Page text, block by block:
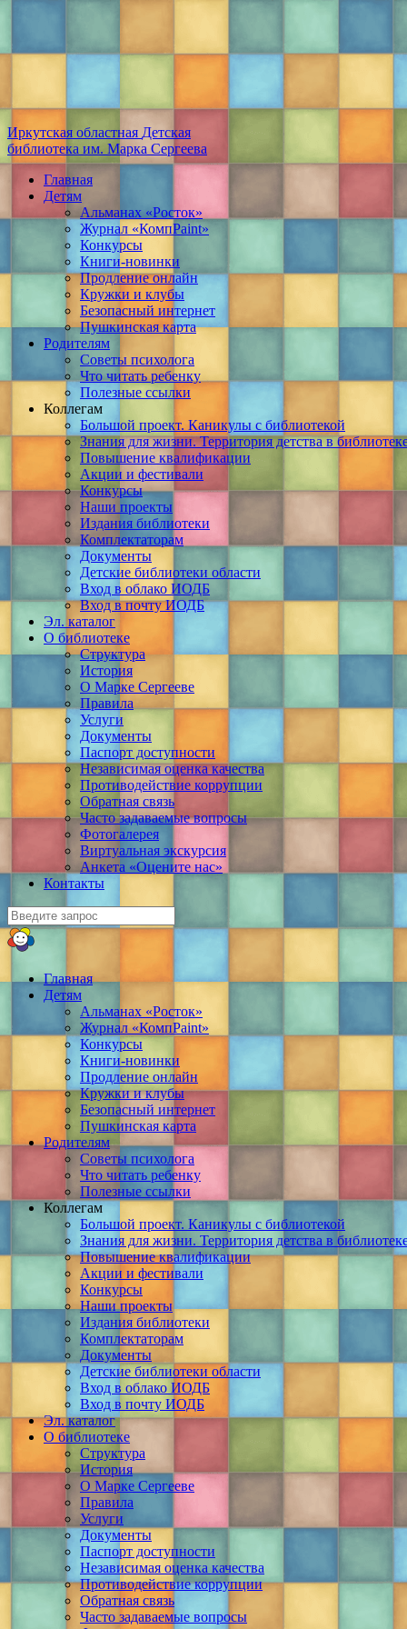
Иркутская областная Детская
библиотека им. Марка Сергеева
Главная
Детям
Альманах «Росток»
Журнал «КомпPaint»
Конкурсы
Книги-новинки
Продление онлайн
Кружки и клубы
Безопасный интернет
Пушкинская карта
Родителям
Советы психолога
Что читать ребенку
Полезные ссылки
Коллегам
Большой проект. Каникулы с библиотекой
Знания для жизни. Территория детства в
Повышение квалификации
Акции и фестивали
Конкурсы
Наши проекты
Издания библиотеки
Комплектаторам
Документы
Детские библиотеки области
Вход в облако ИОДБ
Вход в почту ИОДБ
Эл. каталог
О библиотеке
Структура
История
О Марке Сергееве
Правила
Услуги
Документы
Паспорт доступности
Независимая оценка качества
Противодействие коррупции
Обратная связь
Часто задаваемые вопросы
Фотогалерея
Виртуальная экскурсия
Анкета «Оцените нас»
Контакты
Главная
Детям
Альманах «Росток»
Журнал «КомпPaint»
Конкурсы
Книги-новинки
Продление онлайн
Кружки и клубы
Безопасный интернет
Пушкинская карта
Родителям
Советы психолога
Что читать ребенку
Полезные ссылки
Коллегам
Большой проект. Каникулы с библиотекой
Знания для жизни. Территория детства в
Повышение квалификации
Акции и фестивали
Конкурсы
Наши проекты
Издания библиотеки
Комплектаторам
Документы
Детские библиотеки области
Вход в облако ИОДБ
Вход в почту ИОДБ
Эл. каталог
О библиотеке
Структура
История
О Марке Сергееве
Правила
Услуги
Документы
Паспорт доступности
Независимая оценка качества
Противодействие коррупции
Обратная связь
Часто задаваемые вопросы